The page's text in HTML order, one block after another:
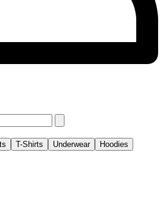
T-Shirts Underwear Hoodies